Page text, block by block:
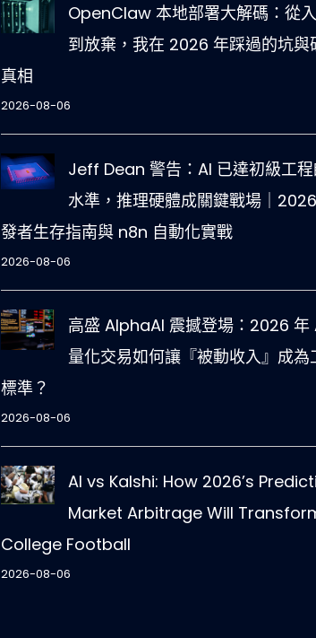
OpenClaw 本地部署大解碼：從
到放棄，我在 2026 年踩過的坑與
真相
2026-08-06
Jeff Dean 警告：AI 已達初級工
水準，推理硬體成關鍵戰場｜
發者生存指南與 n8n 自動化實戰
2026-08-06
高盛 AlphaAI 震撼登場：2026 年
量化交易如何讓『被動收入』成為
標準？
2026-08-06
AI vs Kalshi: How 2026’s
Market Arbitrage Will
College Football
2026-08-06